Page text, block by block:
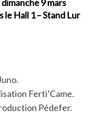
9 mars
le Hall 1 – Stand Lur
Ferti’Came.
Pédefer.